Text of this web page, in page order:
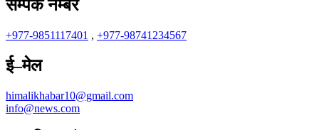
सम्पर्क नम्बर
+977-9851117401 , +977-98741234567
ई–मेल
himalikhabar10@gmail.com
info@news.com